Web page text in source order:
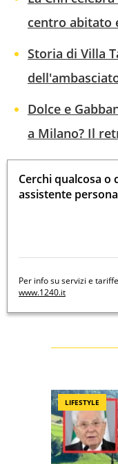
centro abitato
Storia di Villa
Dolce e
a Milano? Il
Cerchi qualcosa o
assistente
Per info su servizi e
www.1240.it
LIFESTYLE